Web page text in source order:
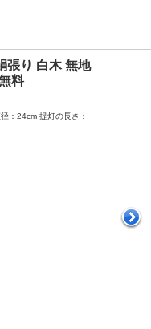
張り 白木 無地
料
：24cm 提灯の長さ：